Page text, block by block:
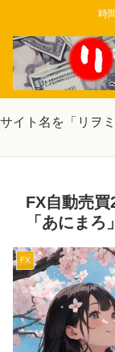
時
サイト名を「リヲ
FX自動売
「あにまろ
FX